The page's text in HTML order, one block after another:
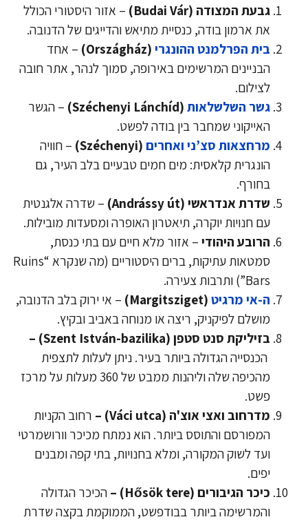
גבעת המצודה(Budai Vár)
– אזור היסטורי הכולל
את ארמון בודה, כנסיית מתיאש והדייגים של הדנובה.
בית הפרלמנט ההונגרי(Országház)
– אחד
הבניינים המרשימים באירופה, סמוך לנהר, אתר חובה
לצילום.
גשר השלשלאות(Széchenyi Lánchíd)
– הגשר
האייקוני שמחבר בין בודה לפשט.
מרחצאות סצ’ני ואחרים(Széchenyi)
– חוויה
הונגרית קלאסית: מים חמים טבעיים בלב העיר, גם
בחורף.
שדרת אנדראשי(Andrássy út)
– שדרה אלגנטית
עם חנויות יוקרה, תיאטרון האופרה ומסעדות מובילות.
הרובע היהודי– אזור מלא חיים עם בתי כנסת,
סמטאות עתיקות, ברים היסטוריים (מה שנקרא “Ruins
Bars”) ותרבות צעירה.
ה-אי מרגיט(Margitsziget)
– אי ירוק בלב הדנובה,
מושלם לפיקניק, ריצה או מנוחה באביב ובקיץ.
בזיליקת סנט סטפן (Szent István-bazilika) –
הכנסייה הגדולה ביותר בעיר. ניתן לעלות לתצפית
מהכיפה שלה וליהנות ממבט של 360 מעלות על מרכז
פשט.
מדרחוב ואצי אוצ'ה (Váci utca) –
רחוב הקניות
המפורסם והתוסס ביותר. הוא נמתח מכיכר וורושמרטי
ועד לשוק המקורה, ומלא בחנויות, בתי קפה ומבנים
יפים.
כיכר הגיבורים (Hősök tere) –
הכיכר הגדולה
והמרשימה ביותר בבודפשט, הממוקמת בקצה שדרת